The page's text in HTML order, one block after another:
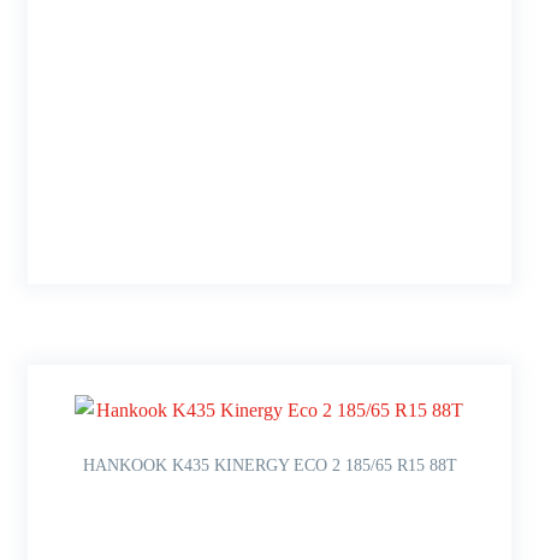
HANKOOK K435 KINERGY ECO 2 185/65 R15 88T